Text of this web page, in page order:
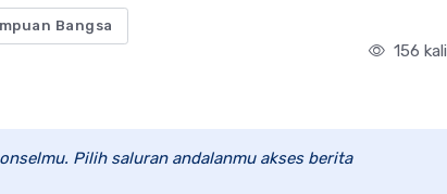
Bangsa
156 kali
Pilih saluran andalanmu akses berita